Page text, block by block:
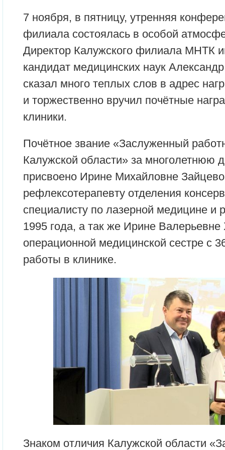
7 ноября, в пятницу, утренняя
филиала состоялась в особой
Директор Калужского филиала МНТК
кандидат медицинских наук
сказал много теплых слов в адрес
и торжественно вручил почётные
клиники.
Почётное звание «Заслуженный
Калужской области» за многолетнюю
присвоено Ирине Михайловне
рефлексотерапевту отделения
специалисту по лазерной медицине и
1995 года, а так же Ирине
операционной медицинской сестре с
работы в клинике.
Знаком отличия Калужской области